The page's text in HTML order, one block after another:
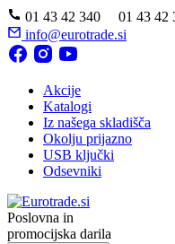
01 43 42 340 01 43 42
info@eurotrade.si
Akcije
Katalogi
Iz našega skladišča
Okolju prijazno
USB ključki
Odsevniki
Poslovna in
promocijska darila